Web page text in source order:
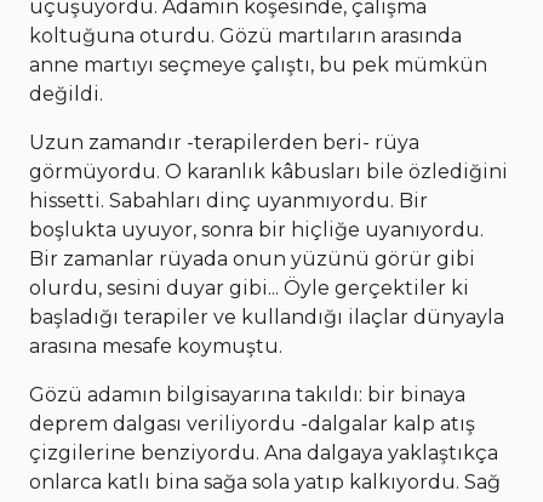
uçuşuyordu. Adamın köşesinde, çalışma
koltuğuna oturdu. Gözü martıların arasında
anne martıyı seçmeye çalıştı, bu pek mümkün
değildi.
Uzun zamandır -terapilerden beri- rüya
görmüyordu. O karanlık kâbusları bile özlediğini
hissetti. Sabahları dinç uyanmıyordu. Bir
boşlukta uyuyor, sonra bir hiçliğe uyanıyordu.
Bir zamanlar rüyada onun yüzünü görür gibi
olurdu, sesini duyar gibi... Öyle gerçektiler ki
başladığı terapiler ve kullandığı ilaçlar dünyayla
arasına mesafe koymuştu.
Gözü adamın bilgisayarına takıldı: bir binaya
deprem dalgası veriliyordu -dalgalar kalp atış
çizgilerine benziyordu. Ana dalgaya yaklaştıkça
onlarca katlı bina sağa sola yatıp kalkıyordu. Sağ